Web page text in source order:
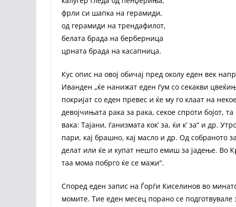
фрли си шапка на герамиди,
од герамиди на трендафилот,
белата брада на берберница
црната брада на касапница.
Кус опис на овој обичај пред околу еден век
Иванден „ќе нанижат еден ѓум со секакви
покријат со еден превес и ќе му го клаат на
девојчињата рака за рака, секое спроти бојот,
вака: Тајани, ѓанизмата кокʼ за, ќи кʼ за“ и др.
пари, кај брашно, кај масло и др. Од собраното
делат или ќе и купат нешто емиш за јадење. Во
таа мома побрго ќе се мажи“.
Според еден запис на Ѓорѓи Киселинов во
момите. Тие еден месец порано се